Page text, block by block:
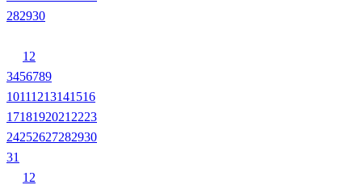
282930
1 2
3456789
10111213141516
1718192021 2223
24252627282930
31
1 2